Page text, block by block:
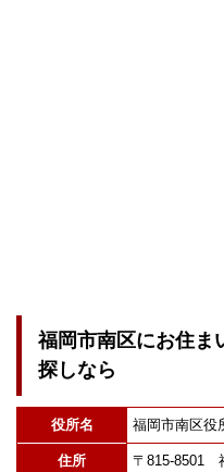
福岡市南区にお住ま
探しなら
役所名 福岡市南区役
住所 〒815-8501